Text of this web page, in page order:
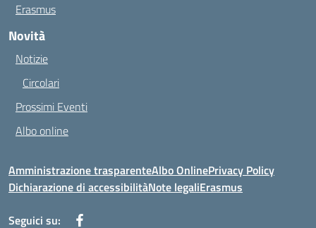
Erasmus
Novità
Notizie
Circolari
Prossimi Eventi
Albo online
Amministrazione trasparenteAlbo OnlinePrivacy Policy
Dichiarazione di accessibilitàNote legaliErasmus
Seguici su: